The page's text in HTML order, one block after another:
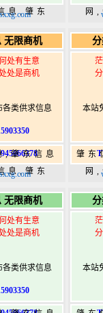
息,肇东
网
港
无限商机
处有生意
处是商机
各类供求信息
,肇东信息
息,肇东
本站
肇东
网
港
无限商机
处有生意
处是商机
各类供求信息 本站